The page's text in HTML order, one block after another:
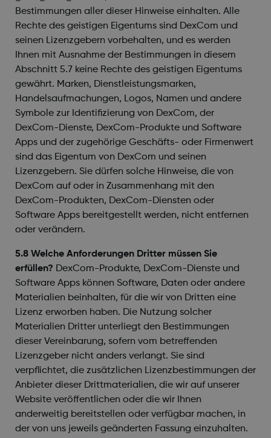
Bestimmungen aller dieser Hinweise einhalten. Alle
Rechte des geistigen Eigentums sind DexCom und
seinen Lizenzgebern vorbehalten, und es werden
Ihnen mit Ausnahme der Bestimmungen in diesem
Abschnitt 5.7 keine Rechte des geistigen Eigentums
gewährt. Marken, Dienstleistungsmarken,
Handelsaufmachungen, Logos, Namen und andere
Symbole zur Identifizierung von DexCom, der
DexCom-Dienste, DexCom-Produkte und Software
Apps und der zugehörige Geschäfts- oder Firmenwert
sind das Eigentum von DexCom und seinen
Lizenzgebern. Sie dürfen solche Hinweise, die von
DexCom auf oder in Zusammenhang mit den
DexCom-Produkten, DexCom-Diensten oder
Software Apps bereitgestellt werden, nicht entfernen
oder verändern.
5.8 Welche Anforderungen Dritter müssen Sie
erfüllen? DexCom-Produkte, DexCom-Dienste und
Software Apps können Software, Daten oder andere
Materialien beinhalten, für die wir von Dritten eine
Lizenz erworben haben. Die Nutzung solcher
Materialien Dritter unterliegt den Bestimmungen
dieser Vereinbarung, sofern vom betreffenden
Lizenzgeber nicht anders verlangt. Sie sind
verpflichtet, die zusätzlichen Lizenzbestimmungen der
Anbieter dieser Drittmaterialien, die wir auf unserer
Website veröffentlichen oder die wir Ihnen
anderweitig bereitstellen oder verfügbar machen, in
der von uns jeweils geänderten Fassung einzuhalten.